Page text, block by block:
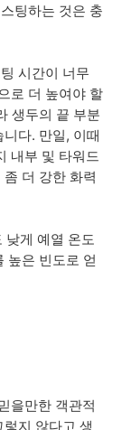
팅하는 것은 충
시간이 너무
로 더 높여야 할
생두의 끝 부분
다. 만일, 이때
내부 및 타워드
더 강한 화력
게 예열 온도
높은 빈도로 얻
을만한 객관적
지 않다고 생